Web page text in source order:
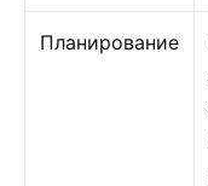
Планирование